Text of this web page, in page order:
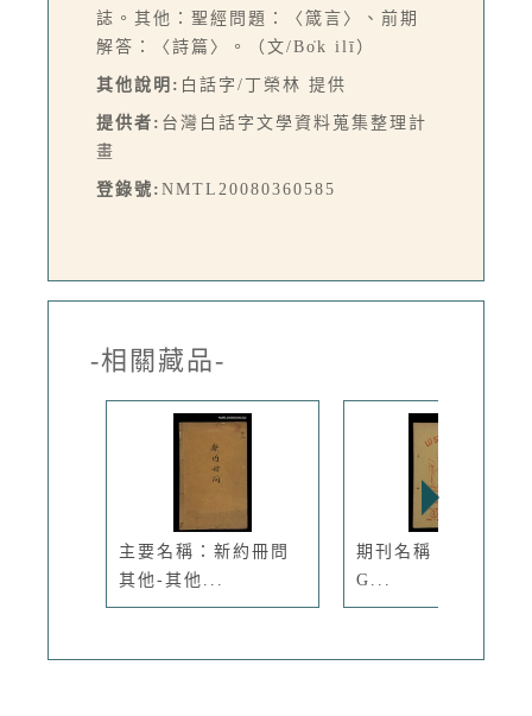
誌。其他：聖經問題：〈箴言〉、前期
解答：〈詩篇〉。（文/Bo̍k ilī）
其他說明: 白話字/丁榮林 提供
提供者: 台灣白話字文學資料蒐集整理計
畫
登錄號: NMTL20080360585
-相關藏品-
主要名稱：新約冊問
其他-其他...
期刊名稱：LÚ
G...